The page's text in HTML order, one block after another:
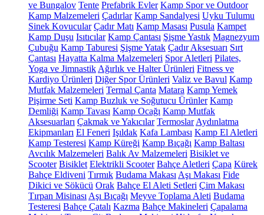
ve Bungalov Tente Prefabrik Evler Kamp Spor ve Outdoor
Kamp Malzemeleri Çadırlar Kamp Sandalyesi Uyku Tulumu
Sinek Kovucular Çadır Matı Kamp Masası Pusula Kampet
Kamp Duşu Isıtıcılar Kamp Çantası Şişme Yastık Magnezyum
Çubuğu Kamp Taburesi Şişme Yatak Çadır Aksesuarı Sırt
Çantası Hayatta Kalma Malzemeleri Spor Aletleri Pilates,
Yoga ve Jimnastik Ağırlık ve Halter Ürünleri Fitness ve
Kardiyo Ürünleri Diğer Spor Ürünleri Valiz ve Bavul Kamp
Mutfak Malzemeleri Termal Çanta Matara Kamp Yemek
Pişirme Seti Kamp Buzluk ve Soğutucu Ürünler Kamp
Demliği Kamp Tavası Kamp Ocağı Kamp Mutfak
Aksesuarları Çakmak ve Yakıcılar Termoslar Aydınlatma
Ekipmanları El Feneri Işıldak Kafa Lambası Kamp El Aletleri
Kamp Testeresi Kamp Küreği Kamp Bıçağı Kamp Baltası
Avcılık Malzemeleri Balık Av Malzemeleri Bisiklet ve
Scooter Bisiklet Elektrikli Scooter Bahçe Aletleri Çapa Kürek
Bahçe Eldiveni Tırmık Budama Makası Aşı Makası Fide
Dikici ve Sökücü Orak Bahçe El Aleti Setleri Çim Makası
Tırpan Misinası Aşı Bıçağı Meyve Toplama Aleti Budama
Testeresi Bahçe Çatalı Kazma Bahçe Makineleri Çapalama